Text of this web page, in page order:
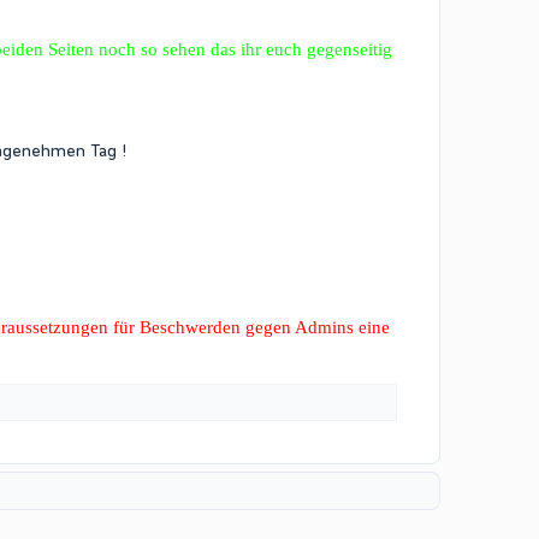
Seiten noch so sehen das ihr euch gegenseitig
Tag !
für Beschwerden gegen Admins eine